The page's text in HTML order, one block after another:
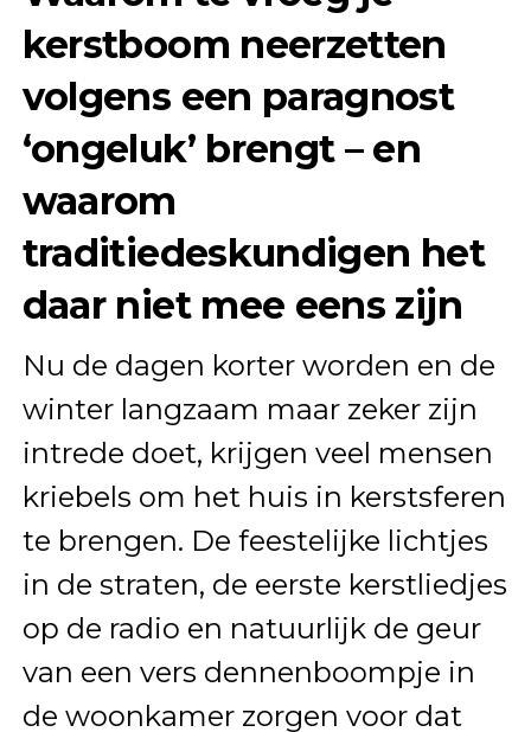
kerstboom neerzetten
volgens een paragnost
‘ongeluk’ brengt – en
waarom
traditiedeskundigen het
daar niet mee eens zijn
Nu de dagen korter worden en de
winter langzaam maar zeker zijn
intrede doet, krijgen veel mensen
kriebels om het huis in kerstsferen
te brengen. De feestelijke lichtjes
in de straten, de eerste kerstliedjes
op de radio en natuurlijk de geur
van een vers dennenboompje in
de woonkamer zorgen voor dat